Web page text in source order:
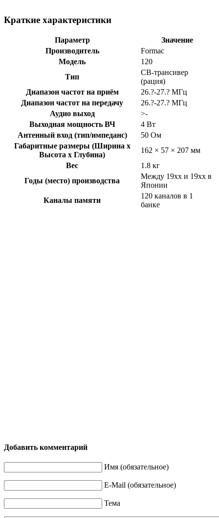
Краткие характеристики
Параметр
Значение
Производитель
Formac
Модель
120
Тип
CB-трансивер
(рация)
Диапазон частот на приём
26.?-27.? МГц
Диапазон частот на передачу
26.?-27.? МГц
Аудио выход
>-
Выходная мощность ВЧ
4 Вт
Антенный вход (тип/импеданс)
50 Ом
Габаритные размеры (Ширина x
Высота x Глубина)
162 × 57 × 207 мм
Вес
1.8 кг
Годы (место) производства
Между 19xx и 19xx в
Японии
Каналы памяти
120 каналов в 1
банке
Добавить комментарий
Имя (обязательное)
E-Mail (обязательное)
Тема